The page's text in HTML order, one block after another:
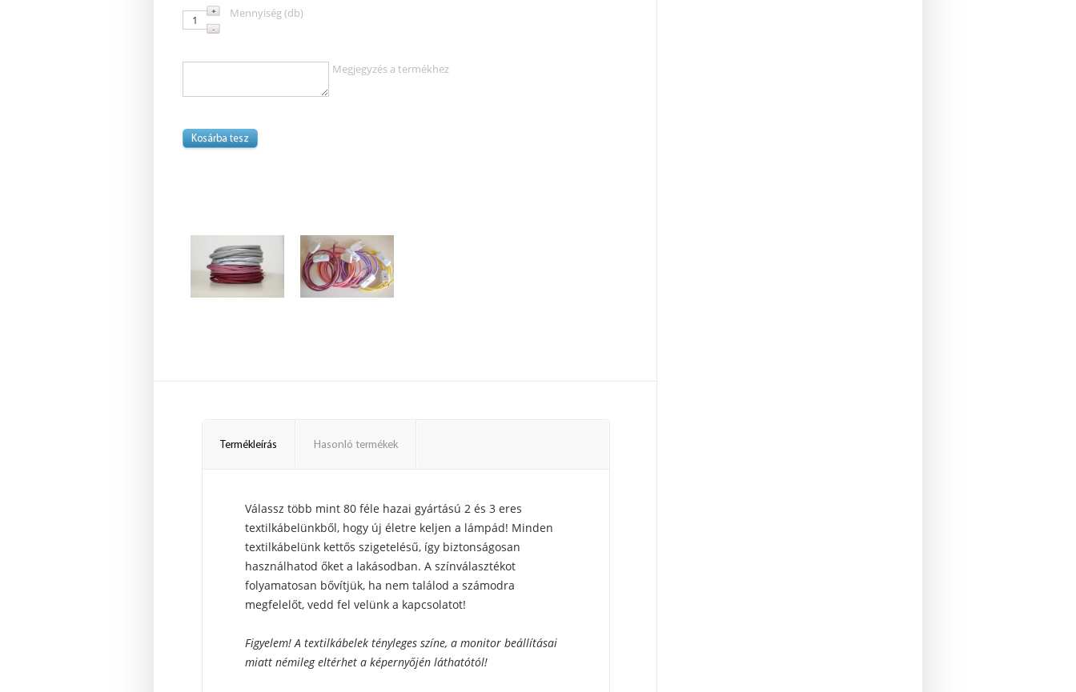
Mennyiség (db)
Megjegyzés a termékhez
Termékleírás Hasonló termékek
Válassz több mint 80 féle hazai gyártású 2 és 3 eres
textilkábelünkből, hogy új életre keljen a lámpád! Minden
textilkábelünk kettős szigetelésű, így biztonságosan
használhatod őket a lakásodban. A színválasztékot
folyamatosan bővítjük, ha nem találod a számodra
megfelelőt, vedd fel velünk a kapcsolatot!
Figyelem! A textilkábelek tényleges színe, a monitor beállításai
miatt némileg eltérhet a képernyőjén láthatótól!